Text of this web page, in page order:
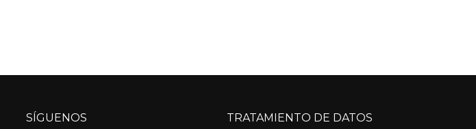
SÍGUENOS TRATAMIENTO DE DATOS